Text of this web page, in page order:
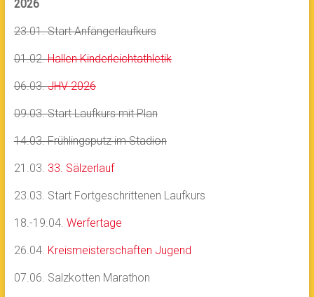
2026
23.01. Start Anfängerlaufkurs
01.02.Hallen Kinderleichtathletik
06.03.JHV 2026
09.03. Start Laufkurs mit Plan
14.03. Frühlingsputz im Stadion
21.03. 33. Sälzerlauf
23.03. Start Fortgeschrittenen Laufkurs
18.-19.04. Werfertage
26.04. Kreismeisterschaften Jugend
07.06. Salzkotten Marathon